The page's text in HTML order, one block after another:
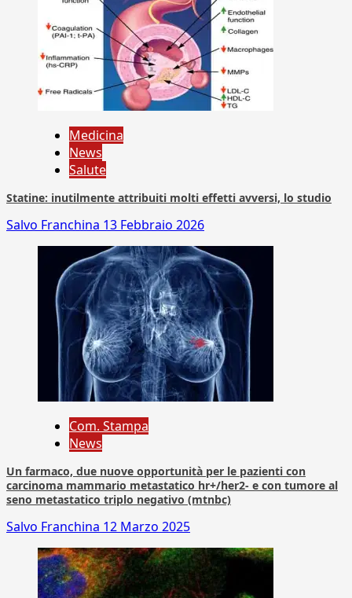
Medicina
News
Salute
Statine: inutilmente attribuiti molti effetti avversi, lo studio
Salvo Franchina 13 Febbraio 2026
Com. Stampa
News
Un farmaco, due nuove opportunità per le pazienti con
carcinoma mammario metastatico hr+/her2- e con tumore al
seno metastatico triplo negativo (mtnbc)
Salvo Franchina 12 Marzo 2025